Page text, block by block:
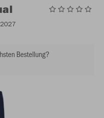
Bestellung?